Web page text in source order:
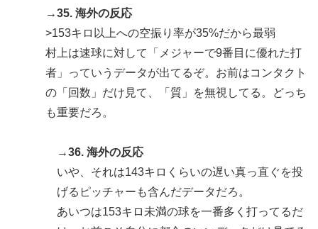
→35. 海外の反応
>153キロ以上への空振り率が35%だから最弱
村上は速球に対して「メジャーで9番目に優れた打
者」っていうデータが出てるぞ。お前はコンタクト
の「回数」だけ見て、「質」を無視してる。どっち
も重要だろ。
→36. 海外の反応
いや、それは143キロくらいの遅い真っ直ぐを投
げるピッチャーも含んだデータだろ。
あいつは153キロ未満の球を一番多く打ってるだ